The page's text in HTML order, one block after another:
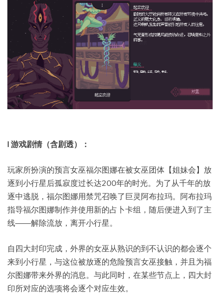
l 游戏剧情（含剧透）：
玩家所扮演的预言女巫福尔图娜在被女巫团体【姐妹会】放
逐到小行星后孤寂度过长达200年的时光。为了从千年的放
逐中逃脱，福尔图娜用禁咒召唤了巨灵阿布拉玛。阿布拉玛
指导福尔图娜制作并使用新的占卜卡组，随后便进入到了主
线——解除流放，离开小行星。
自四大封印完成，外界的女巫从熟识的到不认识的都会逐个
来到小行星，与这位被放逐的危险预言女巫接触，并且为福
尔图娜带来外界的消息。与此同时，在某些节点上，四大封
印所对应的选项将会逐个对应生效。